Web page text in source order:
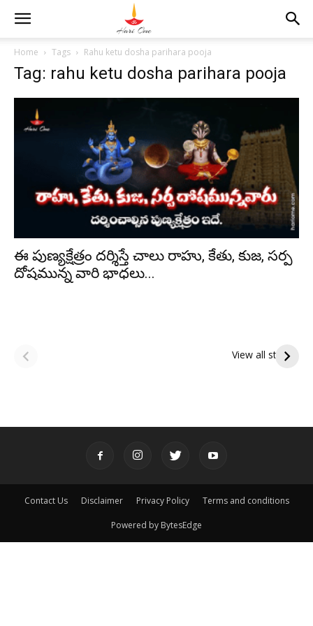
Home Tags Rahu ketu dosha parihara pooja
Tag: rahu ketu dosha parihara pooja
ఈ పుణ్యక్షేత్రం దర్శిస్తే చాలు రాహు, కేతు, కుజ, సర్ప
దోషమున్న వారి భాధలు...
View all stories
పితృదేవతల ఆశీర్వాదం
ఇంద్రకీలాద్రి గిరి ప్రదక్షిణ
Contact Us Disclaimer Privacy Policy Terms and conditions
Powered by BytesEdge